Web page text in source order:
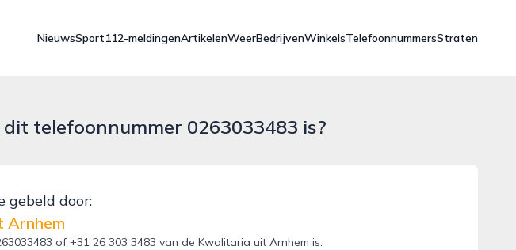
NieuwsSport112-meldingenArtikelenWeerBedrijvenWinkelsTelefoonnummersStraten
telefoonnummer 0263033483 is?
gebeld door:
Arnhem
of +31 26 303 3483 van de Kwalitaria uit Arnhem is.